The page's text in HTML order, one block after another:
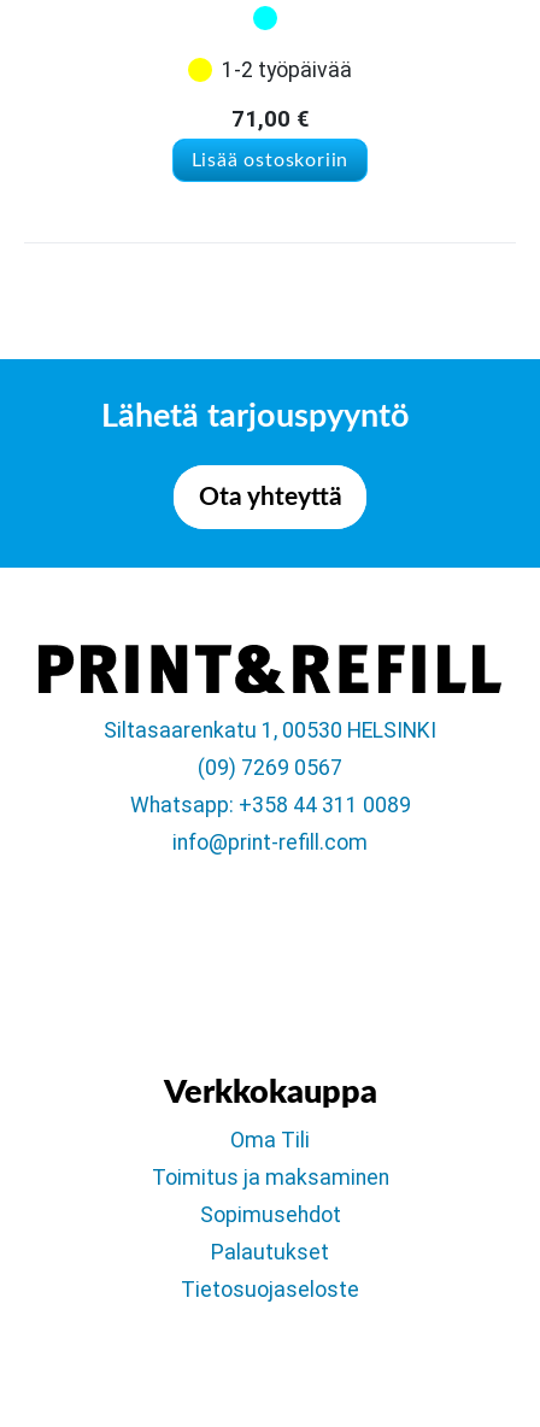
1-2 työpäivää
71,00 €
Lisää ostoskoriin
Lähetä tarjouspyyntö
Ota yhteyttä
Siltasaarenkatu 1, 00530 HELSINKI
(09) 7269 0567
Whatsapp: +358 44 311 0089
info@print-refill.com
Verkkokauppa
Oma Tili
Toimitus ja maksaminen
Sopimusehdot
Palautukset
Tietosuojaseloste